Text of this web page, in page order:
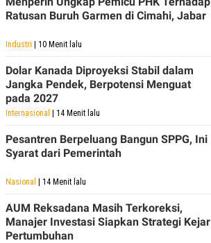
Ratusan Buruh Garmen di Cimahi, Jabar
Industri | 10 Menit lalu
Dolar Kanada Diproyeksi Stabil dalam
Jangka Pendek, Berpotensi Menguat
pada 2027
Internasional | 14 Menit lalu
Pesantren Berpeluang Bangun SPPG, Ini
Syarat dari Pemerintah
Nasional | 14 Menit lalu
AUM Reksadana Masih Terkoreksi,
Manajer Investasi Siapkan Strategi Kejar
Pertumbuhan